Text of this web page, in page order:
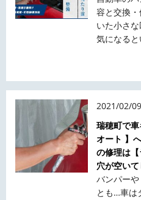
容と交換
いた小さ
気になる
2021/02/09
瑞穂町で
オート 】
の修理は
穴が空い
バンパー
とも…車は